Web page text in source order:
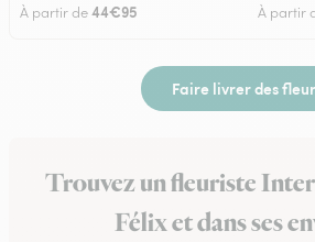
À partir de44€95 À partir
Faire livrer des
Trouvez un fleuriste
Félix et dans ses